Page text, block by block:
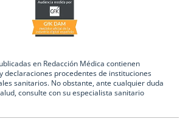
en Redacción Médica contienen
declaraciones procedentes de instituciones
sanitarios. No obstante, ante cualquier duda
consulte con su especialista sanitario